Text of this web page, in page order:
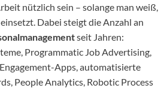
nützlich sein – solange man weiß,
Dabei steigt die Anzahl an
seit Jahren:
Programmatic Job Advertising,
Apps, automatisierte
People Analytics, Robotic Process